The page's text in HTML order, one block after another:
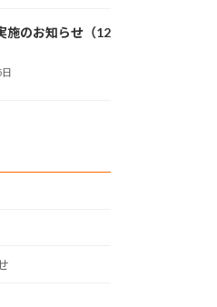
施のお知らせ（12